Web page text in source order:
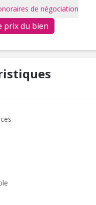
de négociation
prix du bien